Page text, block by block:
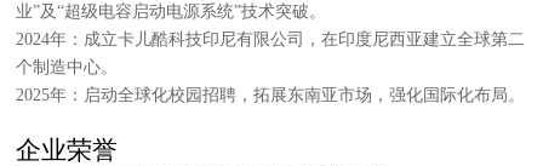
业”及“超级电容启动电源系统”技术突破。
2024年：成立卡儿酷科技印尼有限公司，在印度尼西亚建立全球第二
个制造中心。
2025年：启动全球化校园招聘，拓展东南亚市场，强化国际化布局。
企业荣誉